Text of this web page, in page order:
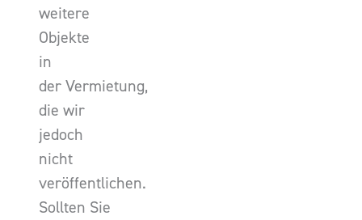
weitere
Objekte
in
der Vermietung,
die wir
jedoch
nicht
veröffentlichen.
Sollten Sie